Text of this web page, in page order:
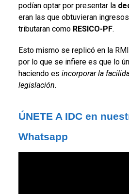
podían optar por presentar la
eran las que obtuvieran
tributaran como RESICO-PF.
Esto mismo se replicó en la
por lo que se infiere es que lo
haciendo es incorporar la
legislación.
ÚNETE A IDC en
Whatsapp